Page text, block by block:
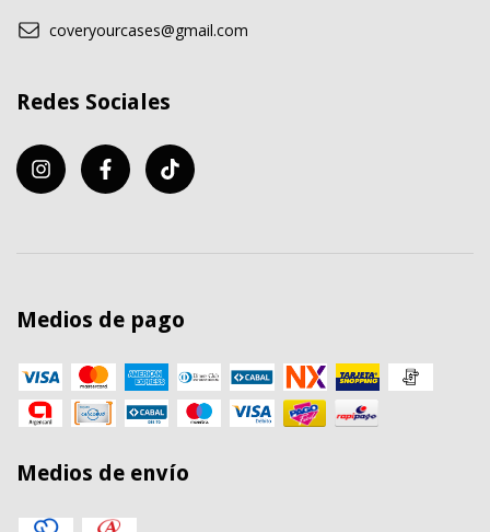
coveryourcases@gmail.com
Redes Sociales
Medios de pago
Medios de envío